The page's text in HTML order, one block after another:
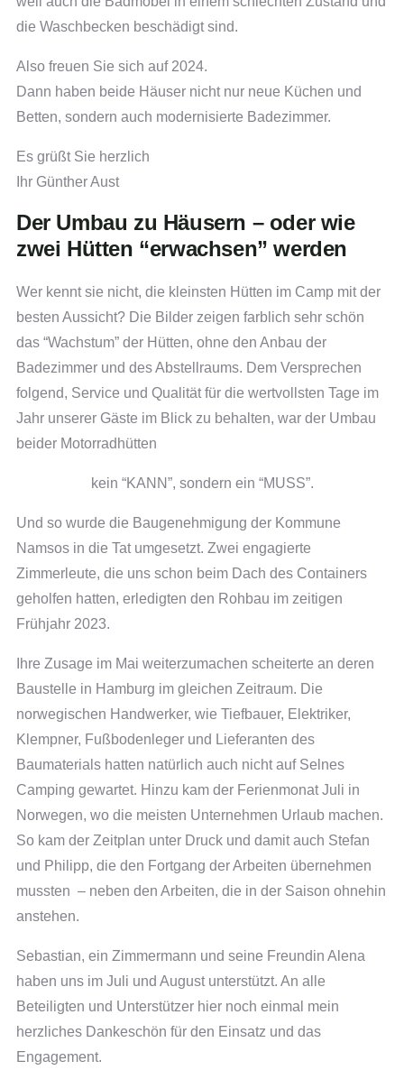
die Waschbecken beschädigt sind.
Also freuen Sie sich auf 2024.
Dann haben beide Häuser nicht nur neue Küchen und
Betten, sondern auch modernisierte Badezimmer.
Es grüßt Sie herzlich
Ihr Günther Aust
Der Umbau zu Häusern – oder wie
zwei Hütten “erwachsen” werden
Wer kennt sie nicht, die kleinsten Hütten im Camp mit der
besten Aussicht? Die Bilder zeigen farblich sehr schön
das “Wachstum” der Hütten, ohne den Anbau der
Badezimmer und des Abstellraums. Dem Versprechen
folgend, Service und Qualität für die wertvollsten Tage im
Jahr unserer Gäste im Blick zu behalten, war der Umbau
beider Motorradhütten
kein “KANN”, sondern ein “MUSS”.
Und so wurde die Baugenehmigung der Kommune
Namsos in die Tat umgesetzt. Zwei engagierte
Zimmerleute, die uns schon beim Dach des Containers
geholfen hatten, erledigten den Rohbau im zeitigen
Frühjahr 2023.
Ihre Zusage im Mai weiterzumachen scheiterte an deren
Baustelle in Hamburg im gleichen Zeitraum. Die
norwegischen Handwerker, wie Tiefbauer, Elektriker,
Klempner, Fußbodenleger und Lieferanten des
Baumaterials hatten natürlich auch nicht auf Selnes
Camping gewartet. Hinzu kam der Ferienmonat Juli in
Norwegen, wo die meisten Unternehmen Urlaub machen.
So kam der Zeitplan unter Druck und damit auch Stefan
und Philipp, die den Fortgang der Arbeiten übernehmen
mussten – neben den Arbeiten, die in der Saison ohnehin
anstehen.
Sebastian, ein Zimmermann und seine Freundin Alena
haben uns im Juli und August unterstützt. An alle
Beteiligten und Unterstützer hier noch einmal mein
herzliches Dankeschön für den Einsatz und das
Engagement.